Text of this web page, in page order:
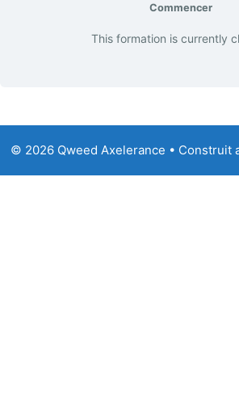
Commencer
This formation is currently
© 2026 Qweed Axelerance • Construit